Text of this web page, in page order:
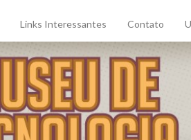
Links Interessantes Contato